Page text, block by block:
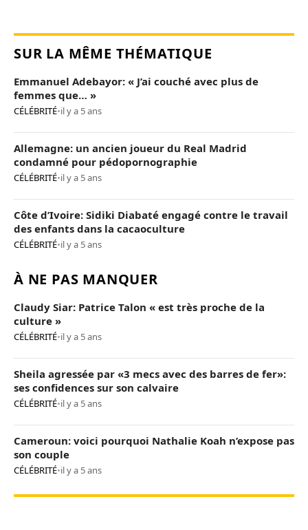
SUR LA MÊME THÉMATIQUE
Emmanuel Adebayor: « J’ai couché avec plus de
femmes que… »
CÉLÉBRITÉ•il y a 5 ans
Allemagne: un ancien joueur du Real Madrid
condamné pour pédopornographie
CÉLÉBRITÉ•il y a 5 ans
Côte d’Ivoire: Sidiki Diabaté engagé contre le travail
des enfants dans la cacaoculture
CÉLÉBRITÉ•il y a 5 ans
À NE PAS MANQUER
Claudy Siar: Patrice Talon « est très proche de la
culture »
CÉLÉBRITÉ•il y a 5 ans
Sheila agressée par «3 mecs avec des barres de fer»:
ses confidences sur son calvaire
CÉLÉBRITÉ•il y a 5 ans
Cameroun: voici pourquoi Nathalie Koah n’expose pas
son couple
CÉLÉBRITÉ•il y a 5 ans